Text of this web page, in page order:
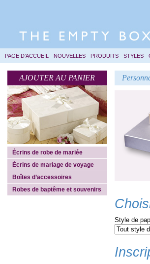
PAGE D’ACCUEIL NOUVELLES PRODUITS STYLES
AJOUTER AU PANIER
Écrins de robe de mariée
Écrins de mariage de voyage
Boîtes d’accessoires
Robes de baptême et souvenirs
Style de